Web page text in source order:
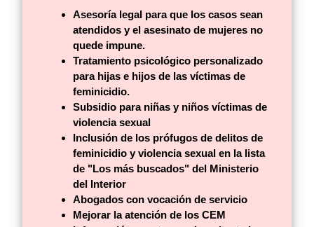
Asesoría legal para que los casos sean
atendidos y el asesinato de mujeres no
quede impune.
Tratamiento psicológico personalizado
para hijas e hijos de las víctimas de
feminicidio.
Subsidio para niñas y niños víctimas de
violencia sexual
Inclusión de los prófugos de delitos de
feminicidio y violencia sexual en la lista
de "Los más buscados" del Ministerio
del Interior
Abogados con vocación de servicio
Mejorar la atención de los CEM